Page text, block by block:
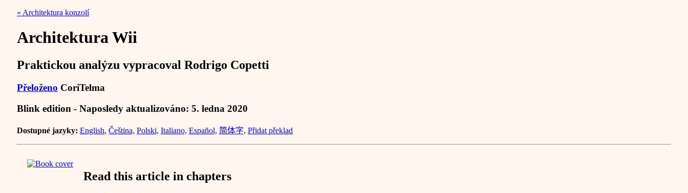
« Architektura konzolí
Architektura Wii
Praktickou analýzu vypracoval Rodrigo Copetti
Přeloženo CoriTelma
Blink edition - Naposledy aktualizováno: 5. ledna 2020
Dostupné jazyky: English, Čeština, Polski, Italiano, Español, 简体字, Přidat překlad
Read this article in chapters